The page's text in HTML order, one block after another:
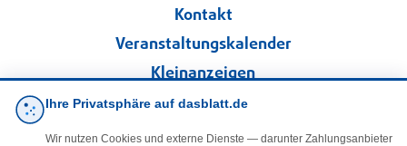
Kontakt
Veranstaltungskalender
Kleinanzeigen
Ihre Privatsphäre auf dasblatt.de
Wir nutzen Cookies und externe Dienste — darunter Zahlungsanbieter